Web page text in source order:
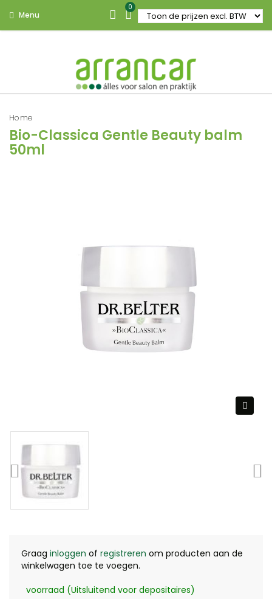
Menu
0
Home
Bio-Classica Gentle Beauty balm
50ml
Graag inloggen of registreren om producten aan de
winkelwagen toe te voegen.
voorraad (Uitsluitend voor depositaires)